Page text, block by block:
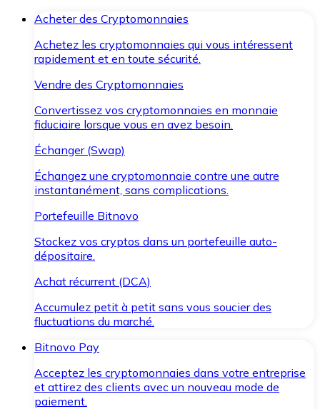
Acheter des Cryptomonnaies
Achetez les cryptomonnaies qui vous intéressent
rapidement et en toute sécurité.
Vendre des Cryptomonnaies
Convertissez vos cryptomonnaies en monnaie
fiduciaire lorsque vous en avez besoin.
Échanger (Swap)
Échangez une cryptomonnaie contre une autre
instantanément, sans complications.
Portefeuille Bitnovo
Stockez vos cryptos dans un portefeuille auto-
dépositaire.
Achat récurrent (DCA)
Accumulez petit à petit sans vous soucier des
fluctuations du marché.
Bitnovo Pay
Acceptez les cryptomonnaies dans votre entreprise
et attirez des clients avec un nouveau mode de
paiement.